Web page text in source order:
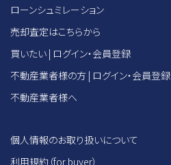
ローンシュミレーション
売却査定はこちらから
買いたい | ログイン・会員登録
不動産業者様の方 | ログイン・会員登録
不動産業者様へ
個人情報のお取り扱いについて
利用規約（for buyer）